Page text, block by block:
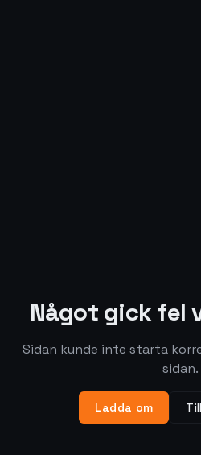
Något gick fel
Sidan kunde inte starta
sidan.
Ladda om